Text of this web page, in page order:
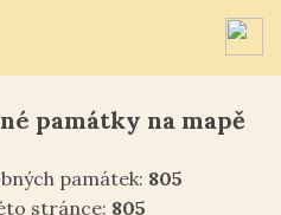
památky na mapě
památek: 805
stránce: 805